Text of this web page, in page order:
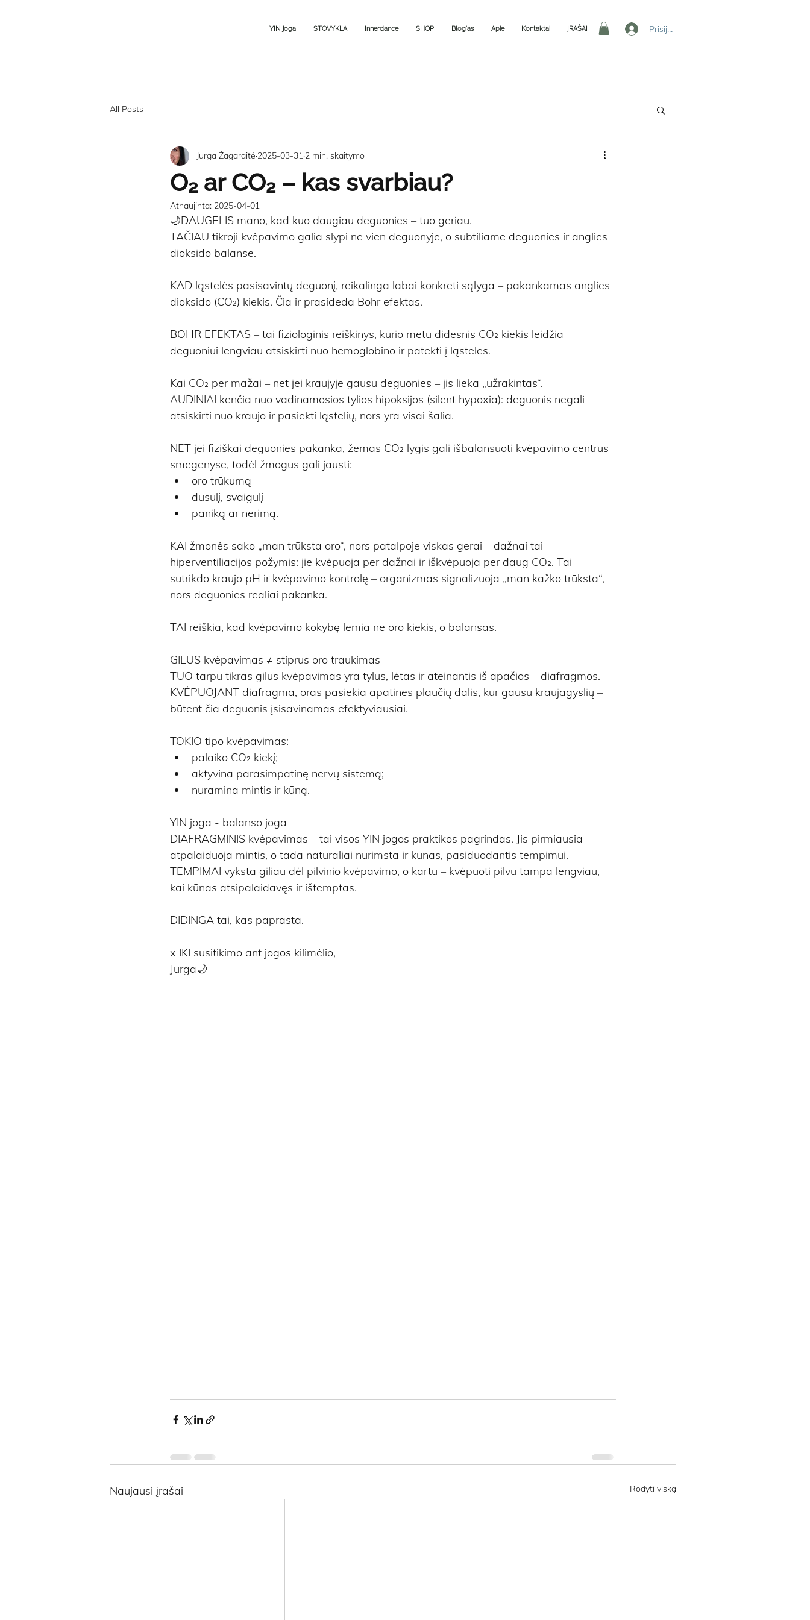
YIN joga STOVYKLA Innerdance SHOP Blog'as Apie Kontaktai ĮRAŠAI Prisijungti
All Posts
O₂ ar CO₂ – kas svarbiau?
Jurga Žagaraitė 2025-03-31 2 min. skaitymo
Atnaujinta: 2025-04-01
🌙DAUGELIS mano, kad kuo daugiau deguonies – tuo geriau.
TAČIAU tikroji kvėpavimo galia slypi ne vien deguonyje, o subtiliame deguonies ir anglies
dioksido balanse.
KAD ląstelės pasisavintų deguonį, reikalinga labai konkreti sąlyga – pakankamas anglies
dioksido (CO₂) kiekis. Čia ir prasideda Bohr efektas.
BOHR EFEKTAS – tai fiziologinis reiškinys, kurio metu didesnis CO₂ kiekis leidžia
deguoniui lengviau atsiskirti nuo hemoglobino ir patekti į ląsteles.
Kai CO₂ per mažai – net jei kraujyje gausu deguonies – jis lieka „užrakintas“.
AUDINIAI kenčia nuo vadinamosios tylios hipoksijos (silent hypoxia): deguonis negali
atsiskirti nuo kraujo ir pasiekti ląstelių, nors yra visai šalia.
NET jei fiziškai deguonies pakanka, žemas CO₂ lygis gali išbalansuoti kvėpavimo centrus
smegenyse, todėl žmogus gali jausti:
oro trūkumą
dusulį, svaigulį
paniką ar nerimą.
KAI žmonės sako „man trūksta oro“, nors patalpoje viskas gerai – dažnai tai
hiperventiliacijos požymis: jie kvėpuoja per dažnai ir iškvėpuoja per daug CO₂. Tai
sutrikdo kraujo pH ir kvėpavimo kontrolę – organizmas signalizuoja „man kažko trūksta“,
nors deguonies realiai pakanka.
TAI reiškia, kad kvėpavimo kokybę lemia ne oro kiekis, o balansas.
GILUS kvėpavimas ≠ stiprus oro traukimas
TUO tarpu tikras gilus kvėpavimas yra tylus, lėtas ir ateinantis iš apačios – diafragmos.
KVĖPUOJANT diafragma, oras pasiekia apatines plaučių dalis, kur gausu kraujagyslių –
būtent čia deguonis įsisavinamas efektyviausiai.
TOKIO tipo kvėpavimas:
palaiko CO₂ kiekį;
aktyvina parasimpatinę nervų sistemą;
nuramina mintis ir kūną.
YIN joga - balanso joga
DIAFRAGMINIS kvėpavimas – tai visos YIN jogos praktikos pagrindas. Jis pirmiausia
atpalaiduoja mintis, o tada natūraliai nurimsta ir kūnas, pasiduodantis tempimui.
TEMPIMAI vyksta giliau dėl pilvinio kvėpavimo, o kartu – kvėpuoti pilvu tampa lengviau,
kai kūnas atsipalaidavęs ir ištemptas.
DIDINGA tai, kas paprasta.
x IKI susitikimo ant jogos kilimėlio,
Jurga🌙
Naujausi įrašai Rodyti viską